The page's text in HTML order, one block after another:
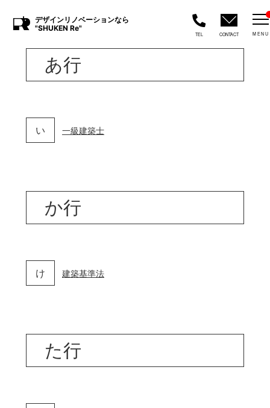
デザインリノベーションなら
"SHUKEN Re"
TEL CONTACT MENU
あ行
い 一級建築士
か行
け 建築基準法
た行